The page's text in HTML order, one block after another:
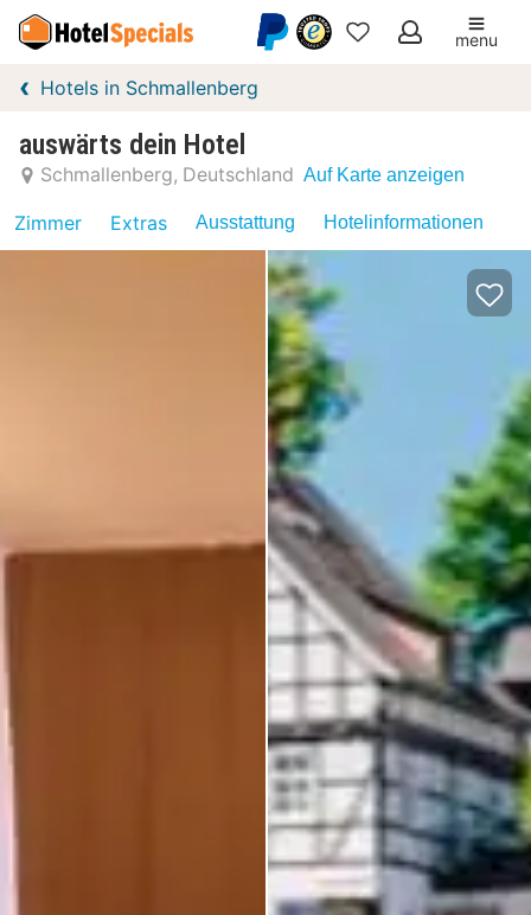
Meine
menu
Hotels in Schmallenberg
auswärts dein Hotel
Schmallenberg Deutschland Auf Karte anzeigen
Zimmer Extras Ausstattung Hotelinformationen